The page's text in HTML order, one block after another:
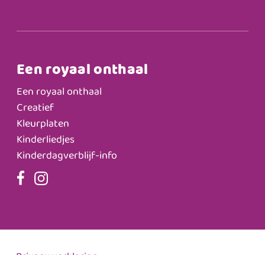
Een royaal onthaal
Een royaal onthaal
Creatief
Kleurplaten
Kinderliedjes
Kinderdagverblijf-info